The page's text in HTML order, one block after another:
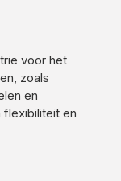
voor het
zoals
en
flexibiliteit en